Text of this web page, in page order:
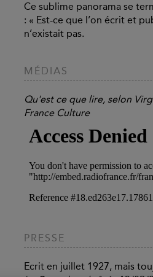
Ce sublime panorama se
: « Est-ce que l’on écrit et
n’existait pas.
MÉDIAS
Qu'est ce que lire, selon
France Culture
PRESSE
Ecrit en juillet 1927, mais